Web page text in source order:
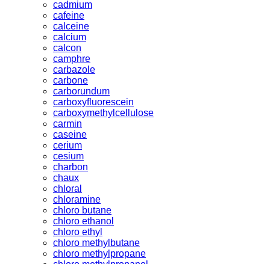
cadmium
cafeine
calceine
calcium
calcon
camphre
carbazole
carbone
carborundum
carboxyfluorescein
carboxymethylcellulose
carmin
caseine
cerium
cesium
charbon
chaux
chloral
chloramine
chloro butane
chloro ethanol
chloro ethyl
chloro methylbutane
chloro methylpropane